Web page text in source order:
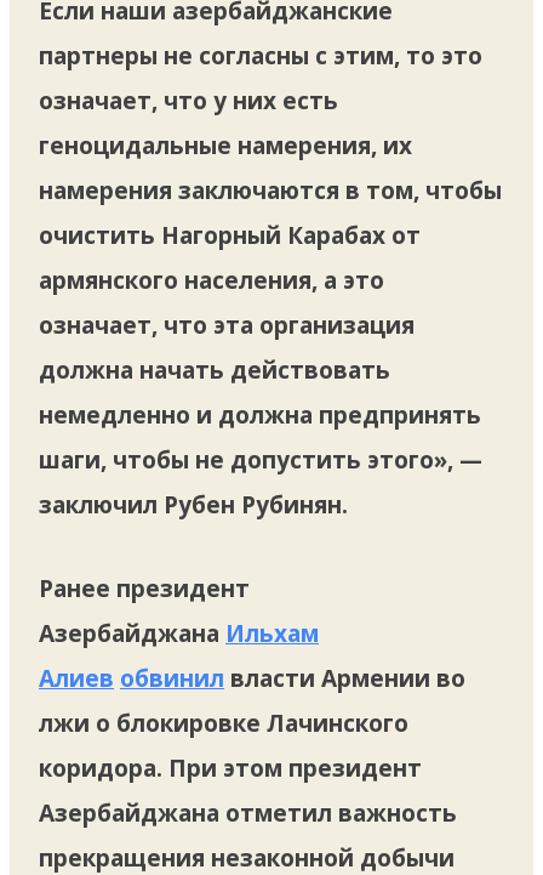
Если наши азербайджанские
партнеры не согласны с этим, то это
означает, что у них есть
геноцидальные намерения, их
намерения заключаются в том, чтобы
очистить Нагорный Карабах от
армянского населения, а это
означает, что эта организация
должна начать действовать
немедленно и должна предпринять
шаги, чтобы не допустить этого», —
заключил Рубен Рубинян.
Ранее президент
Азербайджана Ильхам
Алиев обвинил власти Армении во
лжи о блокировке Лачинского
коридора. При этом президент
Азербайджана отметил важность
прекращения незаконной добычи